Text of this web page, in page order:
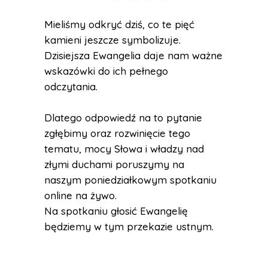
Mieliśmy odkryć dziś, co te pięć
kamieni jeszcze symbolizuje.
Dzisiejsza Ewangelia daje nam ważne
wskazówki do ich pełnego
odczytania.
Dlatego odpowiedź na to pytanie
zgłębimy oraz rozwinięcie tego
tematu, mocy Słowa i władzy nad
złymi duchami poruszymy na
naszym poniedziałkowym spotkaniu
online na żywo.
Na spotkaniu głosić Ewangelię
będziemy w tym przekazie ustnym.